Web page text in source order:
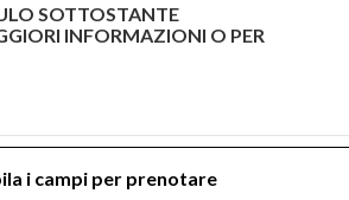
SOTTOSTANTE
INFORMAZIONI O PER
i campi per prenotare